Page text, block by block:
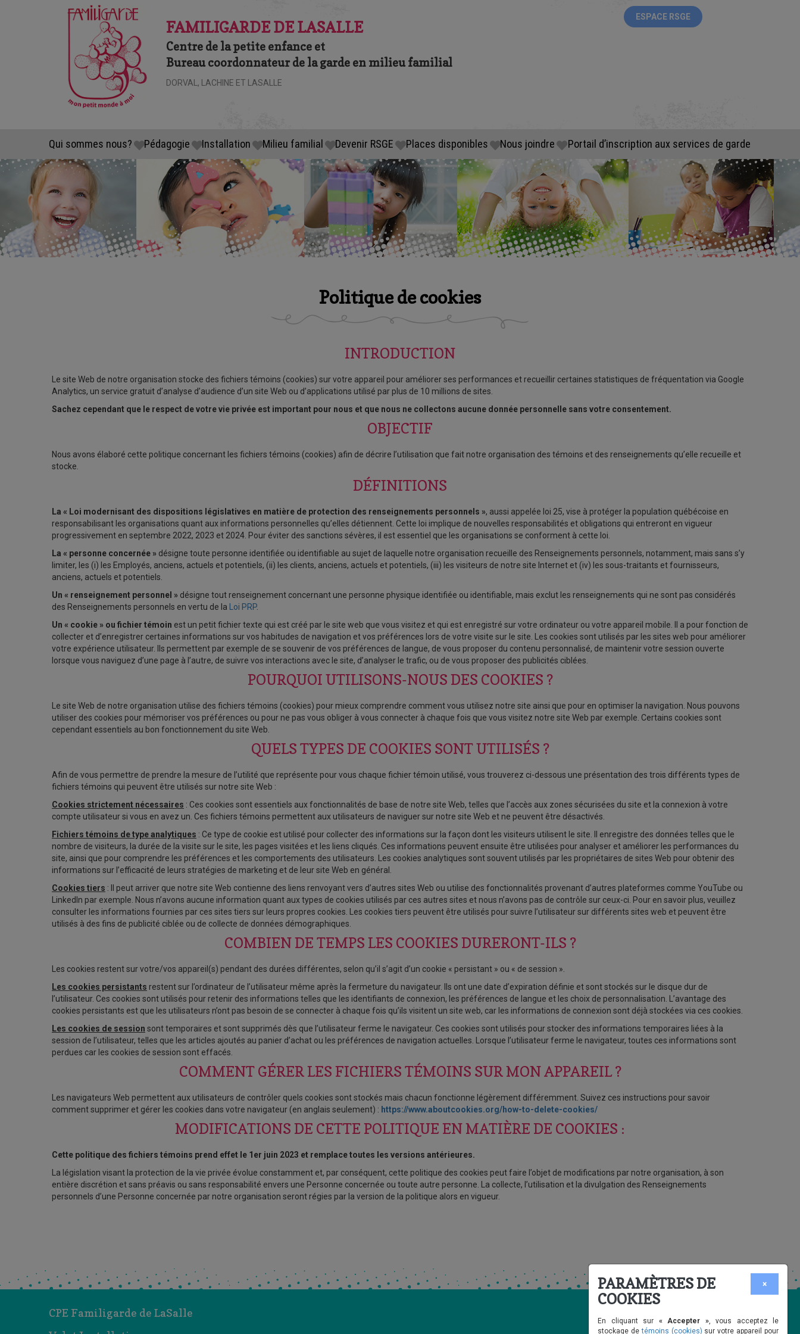
FAMILIGARDE DE LASALLE
Centre de la petite enfance et
Bureau coordonnateur de la garde en milieu familial
DORVAL, LACHINE ET LASALLE
ESPACE RSGE
Qui sommes nous? Pédagogie Installation Milieu familial Devenir RSGE Places disponibles Nous joindre Portail d’inscription aux services de garde
Politique de cookies
INTRODUCTION
Le site Web de notre organisation stocke des fichiers témoins (cookies) sur votre appareil pour améliorer ses performances et recueillir certaines statistiques de fréquentation via Google
Analytics, un service gratuit d’analyse d’audience d’un site Web ou d’applications utilisé par plus de 10 millions de sites.
Sachez cependant que le respect de votre vie privée est important pour nous et que nous ne collectons aucune donnée personnelle sans votre consentement.
OBJECTIF
Nous avons élaboré cette politique concernant les fichiers témoins (cookies) afin de décrire l’utilisation que fait notre organisation des témoins et des renseignements qu’elle recueille et
stocke.
DÉFINITIONS
La « Loi modernisant des dispositions législatives en matière de protection des renseignements personnels », aussi appelée loi 25, vise à protéger la population québécoise en
responsabilisant les organisations quant aux informations personnelles qu’elles détiennent. Cette loi implique de nouvelles responsabilités et obligations qui entreront en vigueur
progressivement en septembre 2022, 2023 et 2024. Pour éviter des sanctions sévères, il est essentiel que les organisations se conforment à cette loi.
La « personne concernée » désigne toute personne identifiée ou identifiable au sujet de laquelle notre organisation recueille des Renseignements personnels, notamment, mais sans s’y
limiter, les (i) les Employés, anciens, actuels et potentiels, (ii) les clients, anciens, actuels et potentiels, (iii) les visiteurs de notre site Internet et (iv) les sous-traitants et fournisseurs,
anciens, actuels et potentiels.
Un « renseignement personnel » désigne tout renseignement concernant une personne physique identifiée ou identifiable, mais exclut les renseignements qui ne sont pas considérés
des Renseignements personnels en vertu de la
Loi PRP.
Un « cookie » ou fichier témoin est un petit fichier texte qui est créé par le site web que vous visitez et qui est enregistré sur votre ordinateur ou votre appareil mobile. Il a pour fonction de
collecter et d’enregistrer certaines informations sur vos habitudes de navigation et vos préférences lors de votre visite sur le site. Les cookies sont utilisés par les sites web pour améliorer
votre expérience utilisateur. Ils permettent par exemple de se souvenir de vos préférences de langue, de vous proposer du contenu personnalisé, de maintenir votre session ouverte
lorsque vous naviguez d’une page à l’autre, de suivre vos interactions avec le site, d’analyser le trafic, ou de vous proposer des publicités ciblées.
POURQUOI UTILISONS-NOUS DES COOKIES ?
Le site Web de notre organisation utilise des fichiers témoins (cookies) pour mieux comprendre comment vous utilisez notre site ainsi que pour en optimiser la navigation. Nous pouvons
utiliser des cookies pour mémoriser vos préférences ou pour ne pas vous obliger à vous connecter à chaque fois que vous visitez notre site Web par exemple. Certains cookies sont
cependant essentiels au bon fonctionnement du site Web.
QUELS TYPES DE COOKIES SONT UTILISÉS ?
Afin de vous permettre de prendre la mesure de l’utilité que représente pour vous chaque fichier témoin utilisé, vous trouverez ci-dessous une présentation des trois différents types de
fichiers témoins qui peuvent être utilisés sur notre site Web :
Cookies strictement nécessaires : Ces cookies sont essentiels aux fonctionnalités de base de notre site Web, telles que l’accès aux zones sécurisées du site et la connexion à votre
compte utilisateur si vous en avez un. Ces fichiers témoins permettent aux utilisateurs de naviguer sur notre site Web et ne peuvent être désactivés.
Fichiers témoins de type analytiques : Ce type de cookie est utilisé pour collecter des informations sur la façon dont les visiteurs utilisent le site. Il enregistre des données telles que le
nombre de visiteurs, la durée de la visite sur le site, les pages visitées et les liens cliqués. Ces informations peuvent ensuite être utilisées pour analyser et améliorer les performances du
site, ainsi que pour comprendre les préférences et les comportements des utilisateurs. Les cookies analytiques sont souvent utilisés par les propriétaires de sites Web pour obtenir des
informations sur l’efficacité de leurs stratégies de marketing et de leur site Web en général.
Cookies tiers : Il peut arriver que notre site Web contienne des liens renvoyant vers d’autres sites Web ou utilise des fonctionnalités provenant d’autres plateformes comme YouTube ou
LinkedIn par exemple. Nous n’avons aucune information quant aux types de cookies utilisés par ces autres sites et nous n’avons pas de contrôle sur ceux-ci. Pour en savoir plus, veuillez
consulter les informations fournies par ces sites tiers sur leurs propres cookies. Les cookies tiers peuvent être utilisés pour suivre l’utilisateur sur différents sites web et peuvent être
utilisés à des fins de publicité ciblée ou de collecte de données démographiques.
COMBIEN DE TEMPS LES COOKIES DURERONT-ILS ?
Les cookies restent sur votre/vos appareil(s) pendant des durées différentes, selon qu’il s’agit d’un cookie « persistant » ou « de session ».
Les cookies persistants restent sur l’ordinateur de l’utilisateur même après la fermeture du navigateur. Ils ont une date d’expiration définie et sont stockés sur le disque dur de
l’utilisateur. Ces cookies sont utilisés pour retenir des informations telles que les identifiants de connexion, les préférences de langue et les choix de personnalisation. L’avantage des
cookies persistants est que les utilisateurs n’ont pas besoin de se connecter à chaque fois qu’ils visitent un site web, car les informations de connexion sont déjà stockées via ces cookies.
Les cookies de session sont temporaires et sont supprimés dès que l’utilisateur ferme le navigateur. Ces cookies sont utilisés pour stocker des informations temporaires liées à la
session de l’utilisateur, telles que les articles ajoutés au panier d’achat ou les préférences de navigation actuelles. Lorsque l’utilisateur ferme le navigateur, toutes ces informations sont
perdues car les cookies de session sont effacés.
COMMENT GÉRER LES FICHIERS TÉMOINS SUR MON APPAREIL ?
Les navigateurs Web permettent aux utilisateurs de contrôler quels cookies sont stockés mais chacun fonctionne légèrement différemment. Suivez ces instructions pour savoir
comment supprimer et gérer les cookies dans votre navigateur (en anglais seulement) : https://www.aboutcookies.org/how-to-delete-cookies/
MODIFICATIONS DE CETTE POLITIQUE EN MATIÈRE DE COOKIES :
Cette politique des fichiers témoins prend effet le 1er juin 2023 et remplace toutes les versions antérieures.
La législation visant la protection de la vie privée évolue constamment et, par conséquent, cette politique des cookies peut faire l’objet de modifications par notre organisation, à son
entière discrétion et sans préavis ou sans responsabilité envers une Personne concernée ou toute autre personne. La collecte, l’utilisation et la divulgation des Renseignements
personnels d’une Personne concernée par notre organisation seront régies par la version de la politique alors en vigueur.
CPE Familigarde de LaSalle
×
PARAMÈTRES DE
COOKIES
En cliquant sur « Accepter », vous acceptez le
stockage detémoins (cookies) sur votre appareil pour